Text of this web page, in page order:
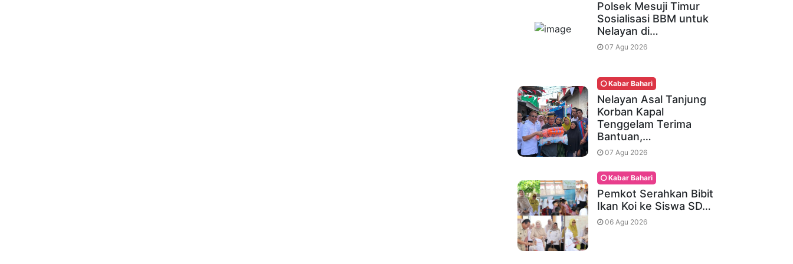
Polsek Mesuji Timur
Sosialisasi BBM untuk
Nelayan di…
07 Agu 2026
Kabar Bahari
Nelayan Asal Tanjung
Korban Kapal
Tenggelam Terima
Bantuan,…
07 Agu 2026
Kabar Bahari
Pemkot Serahkan Bibit
Ikan Koi ke Siswa SD…
06 Agu 2026